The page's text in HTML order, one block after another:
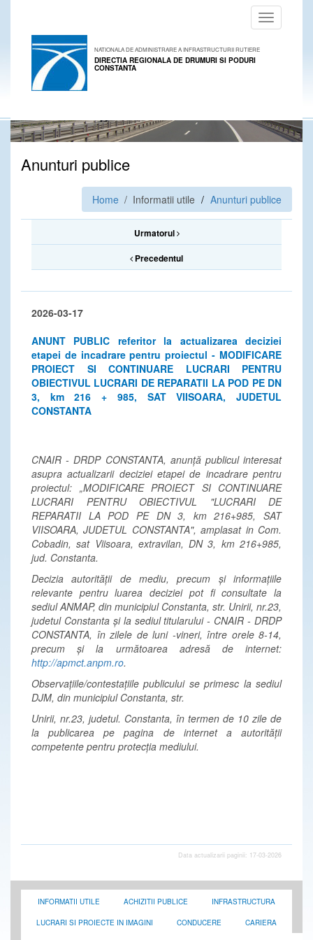
Toggle
navigation
NATIONALA DE ADMINISTRARE A INFRASTRUCTURII RUTIERE
DIRECTIA REGIONALA DE DRUMURI SI PODURI
CONSTANTA
Anunturi publice
Home / Informatii utile Anunturi publice
Urmatorul
Precedentul
2026-03-17
ANUNT PUBLIC referitor la actualizarea deciziei
etapei de incadrare pentru proiectul - MODIFICARE
PROIECT SI CONTINUARE LUCRARI PENTRU
OBIECTIVUL LUCRARI DE REPARATII LA POD PE DN
3, km 216 + 985, SAT VIISOARA, JUDETUL
CONSTANTA
CNAIR - DRDP CONSTANTA, anunță publicul interesat
asupra actualizarii deciziei etapei de incadrare pentru
proiectul: „MODIFICARE PROIECT SI CONTINUARE
LUCRARI PENTRU OBIECTIVUL "LUCRARI DE
REPARATII LA POD PE DN 3, km 216+985, SAT
VIISOARA, JUDETUL CONSTANTA", amplasat in Com.
Cobadin, sat Viisoara, extravilan, DN 3, km 216+985,
jud. Constanta.
Decizia autorității de mediu, precum și informațiile
relevante pentru luarea deciziei pot fi consultate la
sediul ANMAP, din municipiul Constanta, str. Unirii, nr.23,
judetul Constanta și la sediul titularului - CNAIR - DRDP
CONSTANTA, în zilele de luni -vineri, între orele 8-14,
precum și la următoarea adresă de internet:
http://apmct.anpm.ro.
Observațiile/contestațiile publicului se primesc la sediul
DJM, din municipiul Constanta, str.
Unirii, nr.23, judetul. Constanta, în termen de 10 zile de
la publicarea pe pagina de internet a autorității
competente pentru protecția mediului.
Data actualizarii paginii: 17-03-2026
INFORMATII UTILE ACHIZITII PUBLICE INFRASTRUCTURA
LUCRARI SI PROIECTE IN IMAGINI CONDUCERE CARIERA